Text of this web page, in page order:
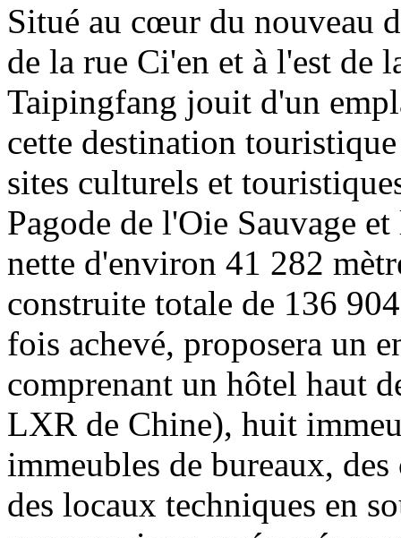
Situé au cœur du nouveau
de la rue Ci'en et à l'est de
Taipingfang jouit d'un
cette destination
sites culturels et
Pagode de l'Oie Sauvage
nette d'environ 41 282
construite totale de 136
fois achevé, proposera un
comprenant un hôtel haut
LXR de Chine), huit
immeubles de bureaux, des
des locaux techniques en